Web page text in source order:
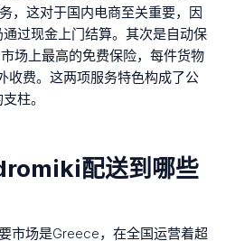
，这对于国内电商至关重要，因
过现金上门结算。其次是自动保
场上最高的免费保险，每件货物
收费。这两项服务特色构成了公
柱。
配送到哪些
市场是Greece，在全国运营着超